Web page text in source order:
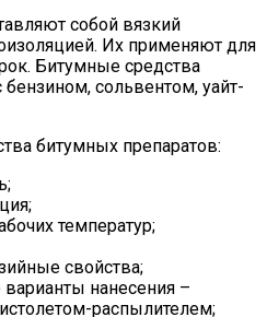
собой вязкий
Их применяют для
Битумные средства
сольвентом, уайт-
битумных препаратов:
температур;
свойства;
нанесения –
распылителем;